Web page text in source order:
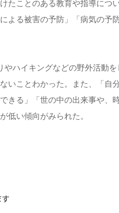
たことのある教育や指導につ
よる被害の予防」「病気の予
ハイキングなどの野外活動
いことわかった。また、「自
きる」「世の中の出来事や、
低い傾向がみられた。